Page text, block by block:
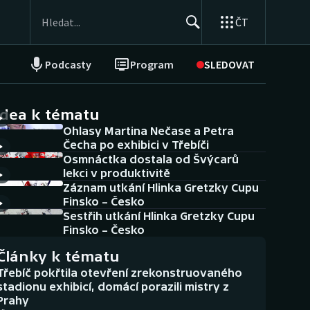
ČT
Podcasty Program SLEDOVAT
NEPŘEHLÉDNĚTE
Historické návraty
Aplikace ČT sport
AZ kvíz
k tématu
Ohlasy Martina Nečase a Petra
Čecha po exhibici v Třebíči
Osmnáctka dostala od Švýcarů
lekci v produktivitě
Záznam utkání Hlinka Gretzky Cupu
Finsko – Česko
Sestřih utkání Hlinka Gretzky Cupu
Finsko – Česko
k tématu
pokřtila otevření zrekonstruovaného
exhibicí, domácí porazili mistry z